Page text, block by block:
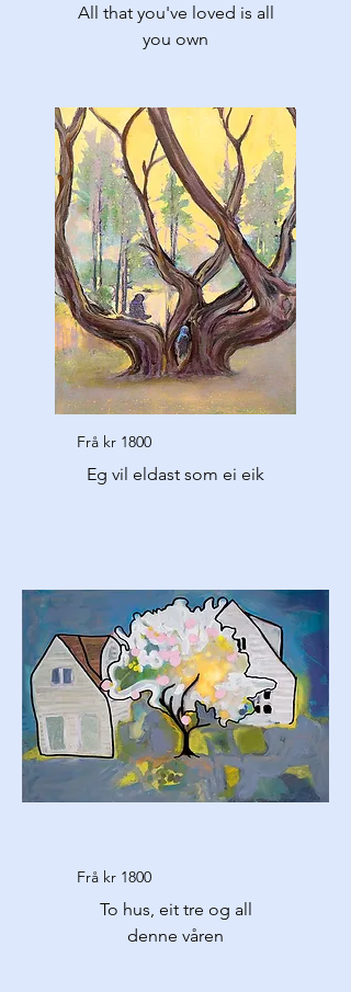
All that you've loved is all
you own
Frå kr 1800
Eg vil eldast som ei eik
Frå kr 1800
To hus, eit tre og all
denne våren